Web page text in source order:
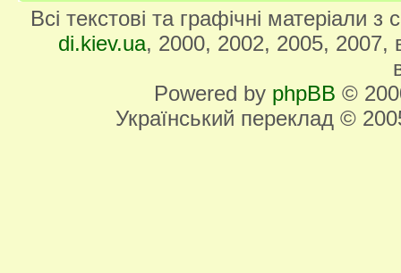
Всі текстові та графічні матеріали
di.kiev.ua, 2000, 2002, 2005, 2007,
Powered by phpBB ©
Український переклад ©